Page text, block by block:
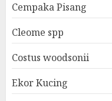
Cempaka Pisang
Cleome spp
Costus woodsonii
Ekor Kucing